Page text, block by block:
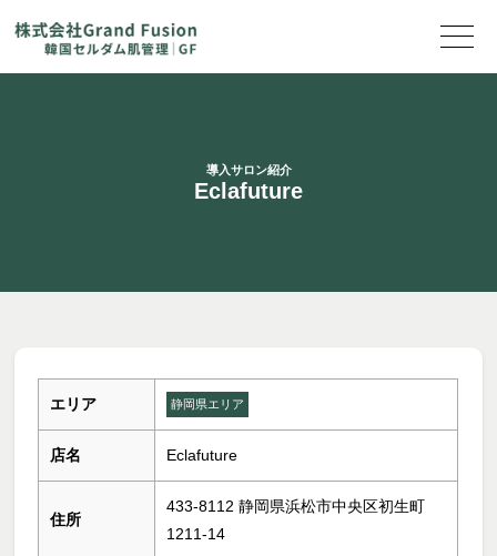
導入サロン紹介
Eclafuture
エリア 静岡県エリア
店名 Eclafuture
住所
433-8112 静岡県浜松市中央区初生町
1211-14